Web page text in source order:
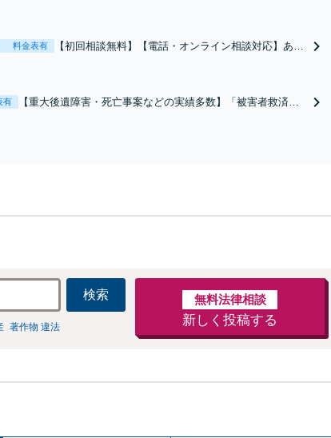
料金表有
【初回相談無料】【電話・オンライン相談対応】あな
係不存在確認などもご相談下さい【子連れ相談可】
有
【重大後遺障害・死亡事案などの実績多数】「被害者救済を
検索
著作物 違法
無料法律相談
新しく投稿する